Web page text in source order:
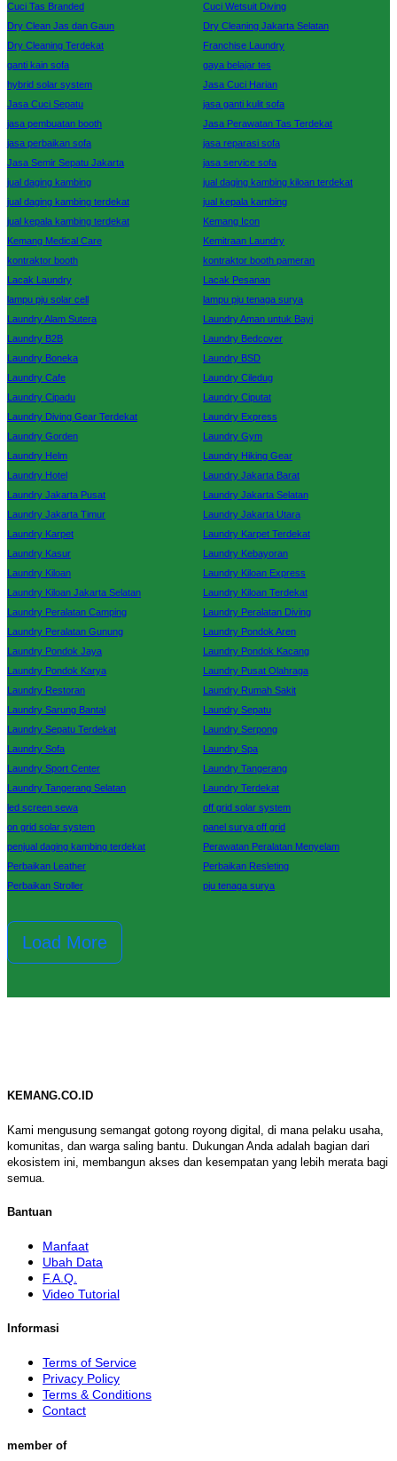
Cuci Tas Branded
Cuci Wetsuit Diving
Dry Clean Jas dan Gaun
Dry Cleaning Jakarta Selatan
Dry Cleaning Terdekat
Franchise Laundry
ganti kain sofa
gaya belajar tes
hybrid solar system
Jasa Cuci Harian
Jasa Cuci Sepatu
jasa ganti kulit sofa
jasa pembuatan booth
Jasa Perawatan Tas Terdekat
jasa perbaikan sofa
jasa reparasi sofa
Jasa Semir Sepatu Jakarta
jasa service sofa
jual daging kambing
jual daging kambing kiloan terdekat
jual daging kambing terdekat
jual kepala kambing
jual kepala kambing terdekat
Kemang Icon
Kemang Medical Care
Kemitraan Laundry
kontraktor booth
kontraktor booth pameran
Lacak Laundry
Lacak Pesanan
lampu pju solar cell
lampu pju tenaga surya
Laundry Alam Sutera
Laundry Aman untuk Bayi
Laundry B2B
Laundry Bedcover
Laundry Boneka
Laundry BSD
Laundry Cafe
Laundry Ciledug
Laundry Cipadu
Laundry Ciputat
Laundry Diving Gear Terdekat
Laundry Express
Laundry Gorden
Laundry Gym
Laundry Helm
Laundry Hiking Gear
Laundry Hotel
Laundry Jakarta Barat
Laundry Jakarta Pusat
Laundry Jakarta Selatan
Laundry Jakarta Timur
Laundry Jakarta Utara
Laundry Karpet
Laundry Karpet Terdekat
Laundry Kasur
Laundry Kebayoran
Laundry Kiloan
Laundry Kiloan Express
Laundry Kiloan Jakarta Selatan
Laundry Kiloan Terdekat
Laundry Peralatan Camping
Laundry Peralatan Diving
Laundry Peralatan Gunung
Laundry Pondok Aren
Laundry Pondok Jaya
Laundry Pondok Kacang
Laundry Pondok Karya
Laundry Pusat Olahraga
Laundry Restoran
Laundry Rumah Sakit
Laundry Sarung Bantal
Laundry Sepatu
Laundry Sepatu Terdekat
Laundry Serpong
Laundry Sofa
Laundry Spa
Laundry Sport Center
Laundry Tangerang
Laundry Tangerang Selatan
Laundry Terdekat
led screen sewa
off grid solar system
on grid solar system
panel surya off grid
penjual daging kambing terdekat
Perawatan Peralatan Menyelam
Perbaikan Leather
Perbaikan Resleting
Perbaikan Stroller
pju tenaga surya
Load More
KEMANG.CO.ID
Kami mengusung semangat gotong royong digital, di mana pelaku usaha,
komunitas, dan warga saling bantu. Dukungan Anda adalah bagian dari
ekosistem ini, membangun akses dan kesempatan yang lebih merata bagi
semua.
Bantuan
Manfaat
Ubah Data
F.A.Q.
Video Tutorial
Informasi
Terms of Service
Privacy Policy
Terms & Conditions
Contact
member of